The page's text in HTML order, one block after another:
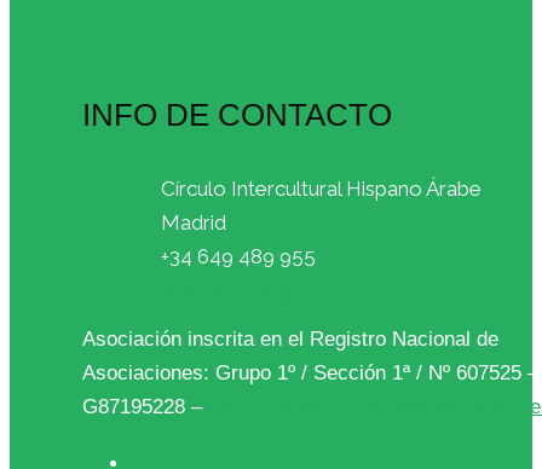
INFO DE CONTACTO
Círculo Intercultural Hispano Árabe
Madrid
+34 649 489 955
Asociación inscrita en el Registro Nacional de
Asociaciones: Grupo 1º / Sección 1ª / Nº 607525
G87195228 –
Protección de datos y Ley de